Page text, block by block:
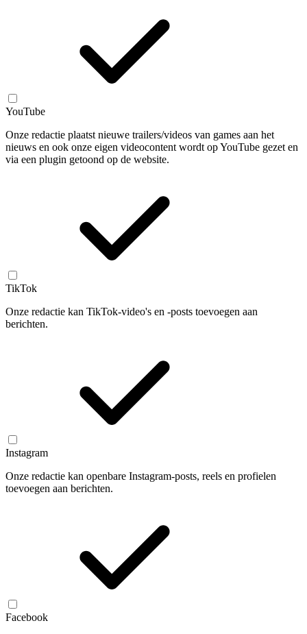
YouTube
Onze redactie plaatst nieuwe trailers/videos van games aan het
nieuws en ook onze eigen videocontent wordt op YouTube gezet en
via een plugin getoond op de website.
TikTok
Onze redactie kan TikTok-video's en -posts toevoegen aan
berichten.
Instagram
Onze redactie kan openbare Instagram-posts, reels en profielen
toevoegen aan berichten.
Facebook